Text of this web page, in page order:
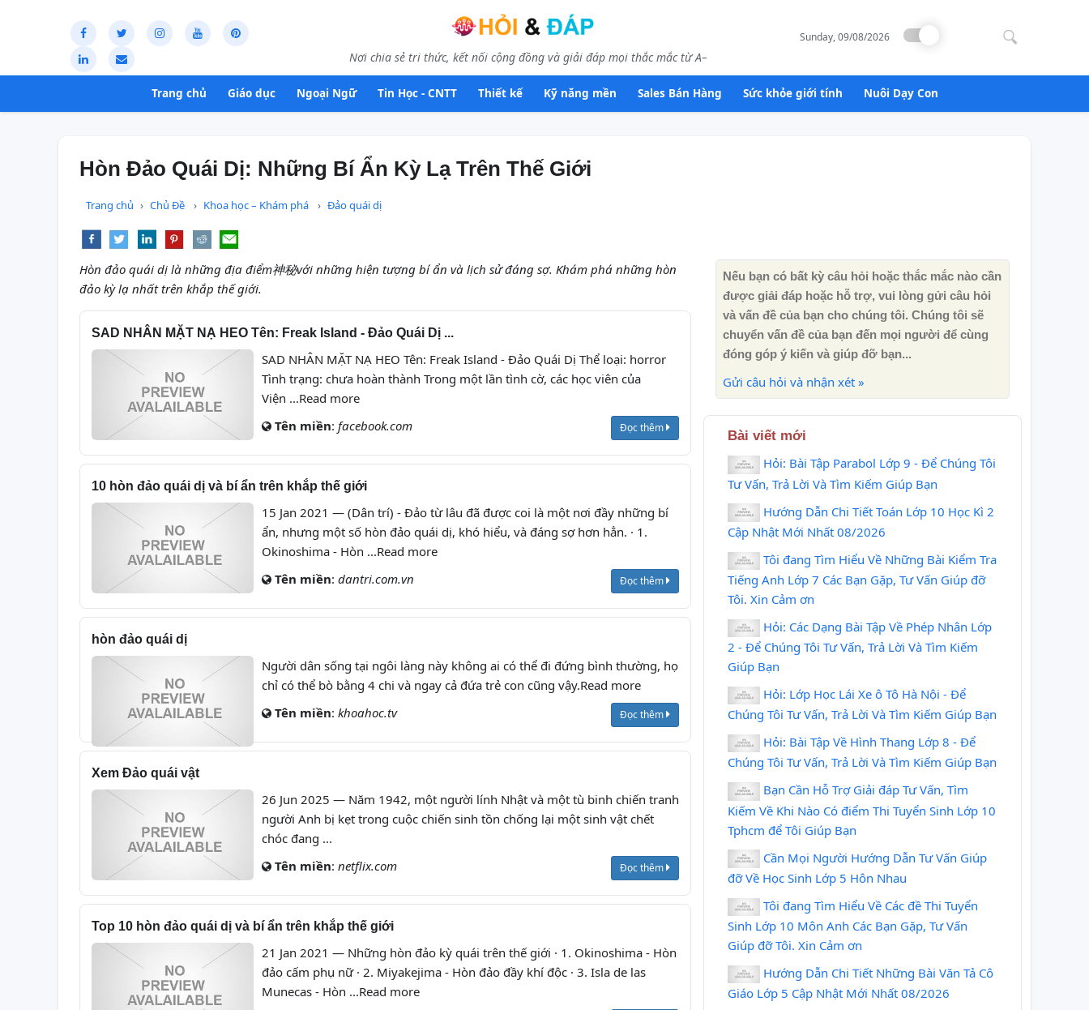
Nơi chia sẻ tri thức, kết nối cộng đồng và giải đáp mọi thắc mắc từ A–
Sunday, 09/08/2026
Trang chủ Giáo dục Ngoại Ngữ Tin Học - CNTT Thiết kế Kỹ năng mền Sales Bán Hàng Sức khỏe giới tính Nuôi Dạy Con
Hòn Đảo Quái Dị: Những Bí Ẩn Kỳ Lạ Trên Thế Giới
Trang chủ Chủ Đề Khoa học – Khám phá Đảo quái dị
Hòn đảo quái dị là những địa điểm神秘với những hiện tượng bí ẩn và lịch sử đáng sợ. Khám phá những hòn
đảo kỳ lạ nhất trên khắp thế giới.
SAD NHÂN MẶT NẠ HEO Tên: Freak Island - Đảo Quái Dị ...
SAD NHÂN MẶT NẠ HEO Tên: Freak Island - Đảo Quái Dị Thể loại: horror
Tình trạng: chưa hoàn thành Trong một lần tình cờ, các học viên của
Viện ...Read more
Tên miền: facebook.com Đọc thêm
10 hòn đảo quái dị và bí ẩn trên khắp thế giới
15 Jan 2021 — (Dân trí) - Đảo từ lâu đã được coi là một nơi đầy những bí
ẩn, nhưng một số hòn đảo quái dị, khó hiểu, và đáng sợ hơn hẳn. · 1.
Okinoshima - Hòn ...Read more
Tên miền: dantri.com.vn Đọc thêm
hòn đảo quái dị
Người dân sống tại ngôi làng này không ai có thể đi đứng bình thường, họ
chỉ có thể bò bằng 4 chi và ngay cả đứa trẻ con cũng vậy.Read more
Tên miền: khoahoc.tv Đọc thêm
Xem Đảo quái vật
26 Jun 2025 — Năm 1942, một người lính Nhật và một tù binh chiến tranh
người Anh bị kẹt trong cuộc chiến sinh tồn chống lại một sinh vật chết
chóc đang ...
Tên miền: netflix.com Đọc thêm
Top 10 hòn đảo quái dị và bí ẩn trên khắp thế giới
21 Jan 2021 — Những hòn đảo kỳ quái trên thế giới · 1. Okinoshima - Hòn
đảo cấm phụ nữ · 2. Miyakejima - Hòn đảo đầy khí độc · 3. Isla de las
Munecas - Hòn ...Read more
Nếu bạn có bất kỳ câu hỏi hoặc thắc mắc nào cần
được giải đáp hoặc hỗ trợ, vui lòng gửi câu hỏi
và vấn đề của bạn cho chúng tôi. Chúng tôi sẽ
chuyển vấn đề của bạn đến mọi người để cùng
đóng góp ý kiến ​​và giúp đỡ bạn...
Gửi câu hỏi và nhận xét »
Bài viết mới
Hỏi: Bài Tập Parabol Lớp 9 - Để Chúng Tôi
Tư Vấn, Trả Lời Và Tìm Kiếm Giúp Bạn
Hướng Dẫn Chi Tiết Toán Lớp 10 Học Kì 2
Cập Nhật Mới Nhất 08/2026
Tôi đang Tìm Hiểu Về Những Bài Kiểm Tra
Tiếng Anh Lớp 7 Các Bạn Gặp, Tư Vấn Giúp đỡ
Tôi. Xin Cảm ơn
Hỏi: Các Dạng Bài Tập Về Phép Nhân Lớp
2 - Để Chúng Tôi Tư Vấn, Trả Lời Và Tìm Kiếm
Giúp Bạn
Hỏi: Lớp Học Lái Xe ô Tô Hà Nội - Để
Chúng Tôi Tư Vấn, Trả Lời Và Tìm Kiếm Giúp Bạn
Hỏi: Bài Tập Về Hình Thang Lớp 8 - Để
Chúng Tôi Tư Vấn, Trả Lời Và Tìm Kiếm Giúp Bạn
Bạn Cần Hỗ Trợ Giải đáp Tư Vấn, Tìm
Kiếm Về Khi Nào Có điểm Thi Tuyển Sinh Lớp 10
Tphcm để Tôi Giúp Bạn
Cần Mọi Người Hướng Dẫn Tư Vấn Giúp
đỡ Về Học Sinh Lớp 5 Hôn Nhau
Tôi đang Tìm Hiểu Về Các đề Thi Tuyển
Sinh Lớp 10 Môn Anh Các Bạn Gặp, Tư Vấn
Giúp đỡ Tôi. Xin Cảm ơn
Hướng Dẫn Chi Tiết Những Bài Văn Tả Cô
Giáo Lớp 5 Cập Nhật Mới Nhất 08/2026